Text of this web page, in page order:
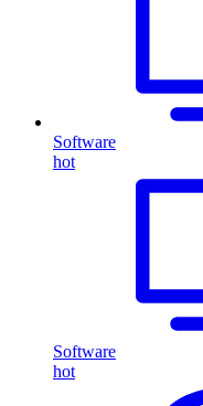
Software
hot
Software
hot